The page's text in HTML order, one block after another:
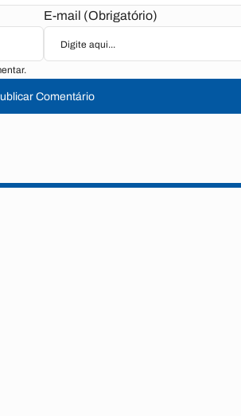
E-mail (Obrigatório)
Comentário